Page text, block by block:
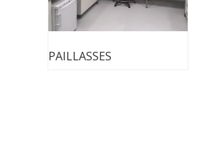
PAILLASSES